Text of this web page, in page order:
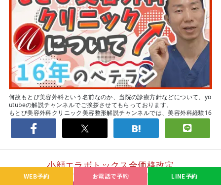
WEB予約 お電話で予約 LINE予約
何故もとび美容外科という名前なのか、当院の診療方針などについて、yo
utubeの解説チャンネルでご挨拶させてもらっております。
もとび美容外科クリニック美容整形解説チャンネルでは、美容外科経験16
年以上の西尾院長が、美容整形に関することを分かりやすく動画で解説
し、発信しています。 チャンネル登録をぜひよろしくお願いします。
👇チャンネル登録はこちらから👇
小顔エラボトックス全価格改定